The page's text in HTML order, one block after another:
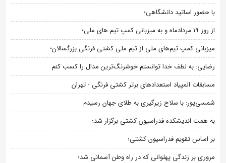
با حضور اساتید دانشگاهی؛
از روز 19 مردادماه و به میزبانی کمپ تیم های ملی؛
میزبانی کمپ تیم‌های ملی از تیم ملی کشتی فرنگی بزرگسالان؛
رضایی: به لطف خدا توانستم خوشرنگ‌ترین مدال را کسب کنم
مسابقات المپیاد استعدادهای برتر کشتی فرنگی - تهران
شمسی‌پور: با سلاح زیرگیری به طلای جهان رسیدم
به همت اندیشکده فدراسیون کشتی برگزار شد؛
بر اساس تقویم فدراسیون کشتی؛
مروری بر زندگی پهلوانی که در راه وطن آسمانی شد؛